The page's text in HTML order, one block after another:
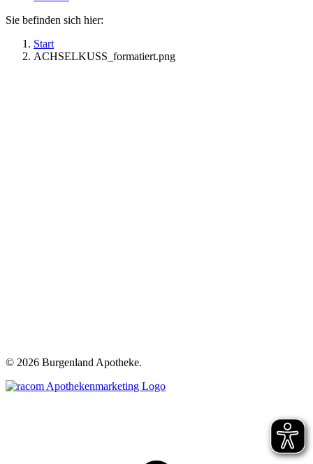
Sie befinden sich hier:
Start
ACHSELKUSS_formatiert.png
© 2026 Burgenland Apotheke.